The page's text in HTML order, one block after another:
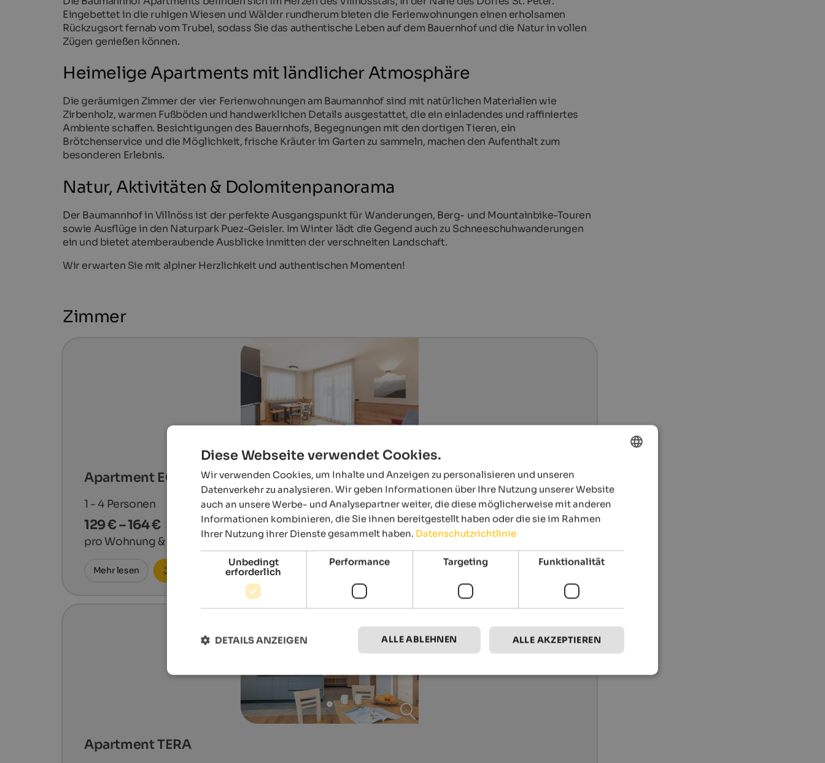
Eingebettet in die ruhigen Wiesen und Wälder rundherum bieten die Ferienwohnungen einen erholsamen
Rückzugsort fernab vom Trubel, sodass Sie das authentische Leben auf dem Bauernhof und die Natur in vollen
Zügen genießen können.
Heimelige Apartments mit ländlicher Atmosphäre
Die geräumigen Zimmer der vier Ferienwohnungen am Baumannhof sind mit natürlichen Materialien wie
Zirbenholz, warmen Fußböden und handwerklichen Details ausgestattet, die ein einladendes und raffiniertes
Ambiente schaffen. Besichtigungen des Bauernhofs, Begegnungen mit den dortigen Tieren, ein
Brötchenservice und die Möglichkeit, frische Kräuter im Garten zu sammeln, machen den Aufenthalt zum
besonderen Erlebnis.
Natur, Aktivitäten & Dolomitenpanorama
Der Baumannhof in Villnöss ist der perfekte Ausgangspunkt für Wanderungen, Berg- und Mountainbike-Touren
sowie Ausflüge in den Naturpark Puez-Geisler. Im Winter lädt die Gegend auch zu Schneeschuhwanderungen
ein und bietet atemberaubende Ausblicke inmitten der verschneiten Landschaft.
Wir erwarten Sie mit alpiner Herzlichkeit und authentischen Momenten!
Zimmer
Apartment EGA
1 - 4 Personen
129 € – 164 €
pro Wohnung & Nacht
Mehr lesen Jetzt anfragen
Apartment TERA
GERMAN
Diese Webseite verwendet Cookies.
Wir verwenden Cookies, um Inhalte und Anzeigen zu personalisieren und unseren
Datenverkehr zu analysieren. Wir geben Informationen über Ihre Nutzung unserer Website
auch an unsere Werbe- und Analysepartner weiter, die diese möglicherweise mit anderen
Informationen kombinieren, die Sie ihnen bereitgestellt haben oder die sie im Rahmen
Ihrer Nutzung ihrer Dienste gesammelt haben. Datenschutzrichtlinie
Unbedingt
erforderlich
Performance Targeting Funktionalität
ALLE AKZEPTIEREN
ALLE ABLEHNEN
DETAILS ANZEIGEN